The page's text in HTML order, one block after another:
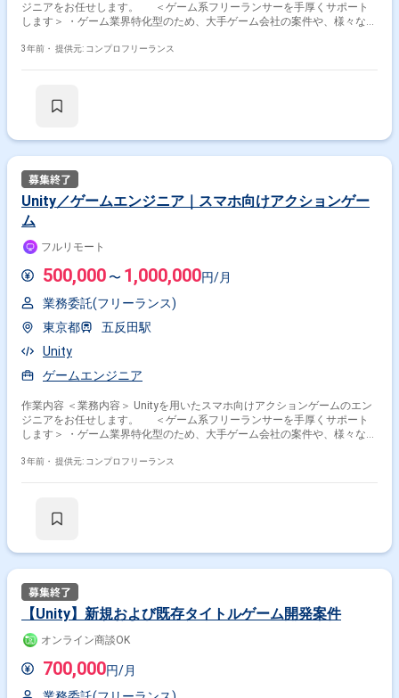
ジニアをお任せします。 ＜ゲーム系フリーランサーを手厚くサポート
します＞ ・ゲーム業界特化型のため、大手ゲーム会社の案件や、様々な職
す ・在宅勤務、フルリモート可能な案件やフレックスタイム制の案件も多
3年前・ 提供元: コンプロフリーランス
Unity／ゲームエンジニア｜スマホ向けアクションゲー
ム
フルリモート
500,000 〜 1,000,000円/月
業務委託(フリーランス)
東京都
五反田駅
Unity
ゲームエンジニア
作業内容 ＜業務内容＞ Unityを用いたスマホ向けアクションゲームのエン
ジニアをお任せします。 ＜ゲーム系フリーランサーを手厚くサポート
します＞ ・ゲーム業界特化型のため、大手ゲーム会社の案件や、様々な職
す ・在宅勤務、フルリモート可能な案件やフレックスタイム制の案件も多
3年前・ 提供元: コンプロフリーランス
【Unity】新規および既存タイトルゲーム開発案件
オンライン商談OK
700,000円/月
Unity × ゲームエンジンプログラマ
業界で絞り込む
特徴で絞り込む
Unity × 副業 Unity × 在宅・リモート